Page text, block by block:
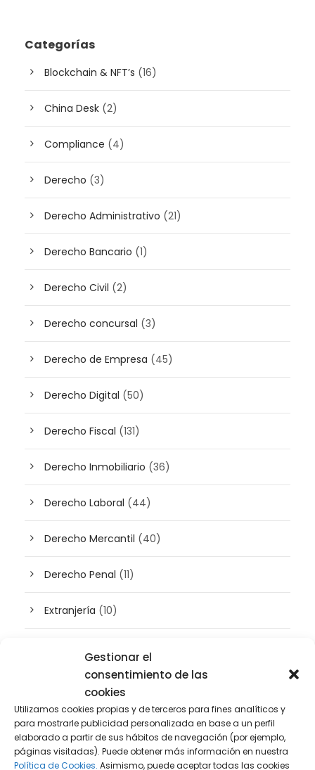
Gestionar el
consentimiento de las
cookies
Utilizamos cookies propias y de terceros para fines analíticos y
para mostrarle publicidad personalizada en base a un perfil
elaborado a partir de sus hábitos de navegación (por ejemplo,
páginas visitadas). Puede obtener más información en nuestra
Política de Cookies. Asimismo, puede aceptar todas las cookies
Categorías
Blockchain & NFT’s (16)
China Desk (2)
Compliance (4)
Derecho (3)
Derecho Administrativo (21)
Derecho Bancario (1)
Derecho Civil (2)
Derecho concursal (3)
Derecho de Empresa (45)
Derecho Digital (50)
Derecho Fiscal (131)
Derecho Inmobiliario (36)
Derecho Laboral (44)
Derecho Mercantil (40)
Derecho Penal (11)
Extranjería (10)
Patrimonio(5)
Plusvalía(2)
Prensa(2)